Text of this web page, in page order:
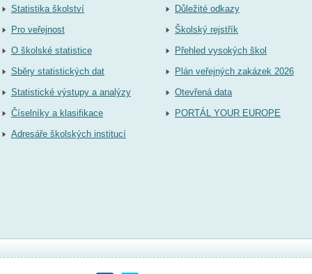
Statistika školství
Pro veřejnost
O školské statistice
Sběry statistických dat
Statistické výstupy a analýzy
Číselníky a klasifikace
Adresáře školských institucí
Důležité odkazy
Školský rejstřík
Přehled vysokých škol
Plán veřejných zakázek 2026
Otevřená data
PORTÁL YOUR EUROPE